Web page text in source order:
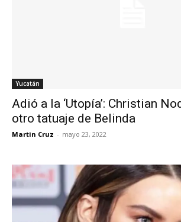
Yucatán
Adió a la ‘Utopía’: Christian
otro tatuaje de Belinda
Martin Cruz - mayo 23, 2022